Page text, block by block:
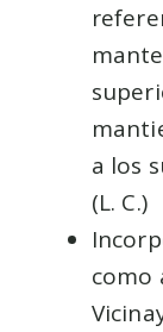
a los
(L. C.)
como